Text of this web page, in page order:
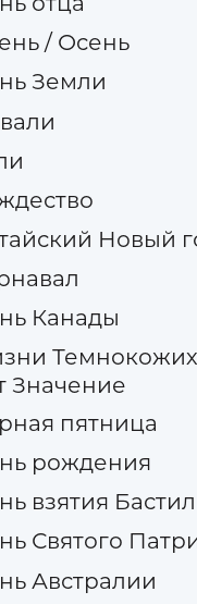
/ Осень
Земли
Новый
Канады
Темнокожих
Значение
пятница
рождения
взятия
Святого
Австралии